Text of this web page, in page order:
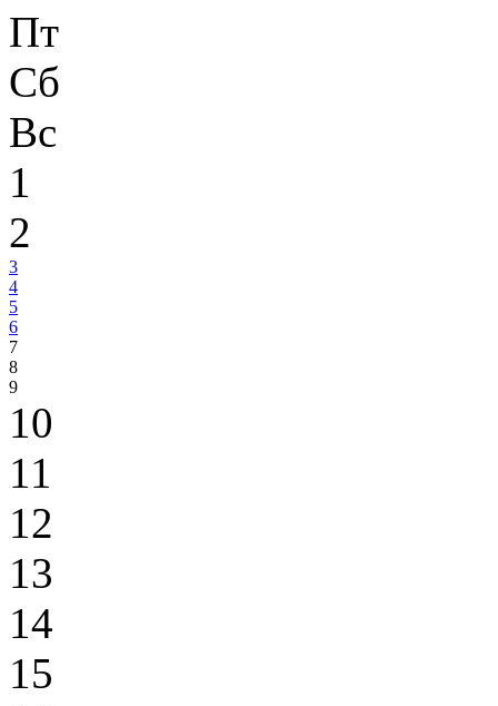
Пт
Сб
Вс
1
2
3
4
5
6
7
8
9
10
11
12
13
14
15